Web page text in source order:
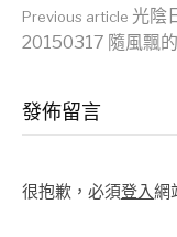
Previous article 光陰
20150317 隨風飄
發佈留言
很抱歉，必須登入網